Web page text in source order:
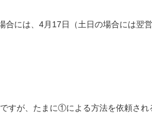
には、4月17日（土日の場合には翌営
すが、たまに①による方法を依頼され